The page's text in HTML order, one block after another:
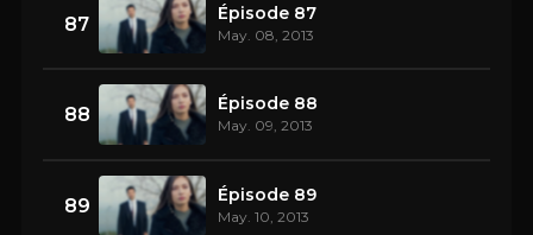
87 Épisode 87
May. 08, 2013
88 Épisode 88
May. 09, 2013
89 Épisode 89
May. 10, 2013